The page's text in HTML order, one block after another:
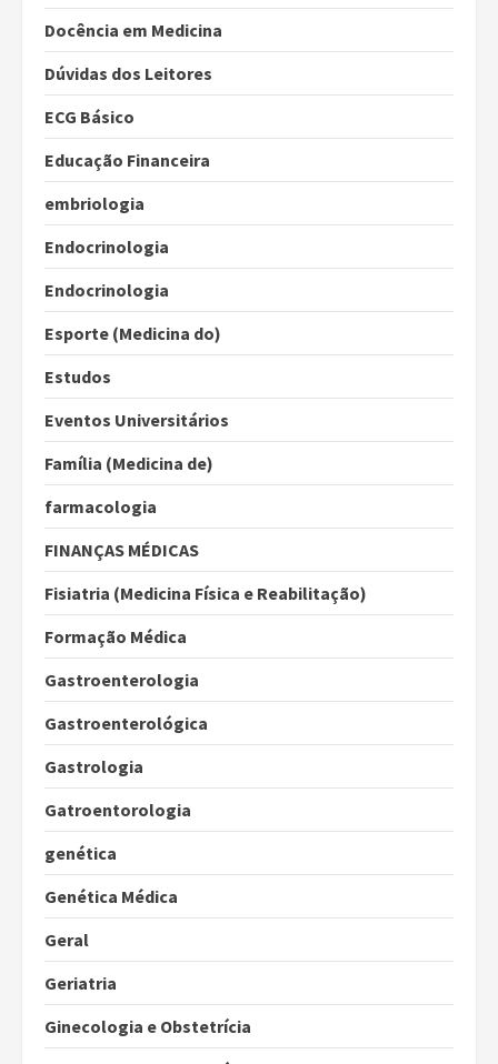
Docência em Medicina
Dúvidas dos Leitores
ECG Básico
Educação Financeira
embriologia
Endocrinologia
Endocrinologia
Esporte (Medicina do)
Estudos
Eventos Universitários
Família (Medicina de)
farmacologia
FINANÇAS MÉDICAS
Fisiatria (Medicina Física e Reabilitação)
Formação Médica
Gastroenterologia
Gastroenterológica
Gastrologia
Gatroentorologia
genética
Genética Médica
Geral
Geriatria
Ginecologia e Obstetrícia